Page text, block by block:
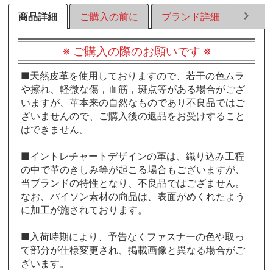
商品詳細 ご購入の前に ブランド詳細 ラッ
※ ご購入の際のお願いです ※
■天然皮革を使用しておりますので、若干の色ムラ
や擦れ、軽微な傷，血筋，斑点等がある場合がござ
いますが、革本来の自然なものであり不良品ではご
ざいませんので、ご購入後の返品をお受けすること
はできません。
■イントレチャートデザインの革は、織り込み工程
の中で革のきしみ等が起こる場合もございますが、
当ブランドの特性となり、不良品ではござません。
なお、パイソン素材の商品は、表面がめくれたよう
に加工が施されております。
■入荷時期により、予告なくファスナーの色や取っ
て部分が仕様変更され、掲載画像と異なる場合がご
ざいます。